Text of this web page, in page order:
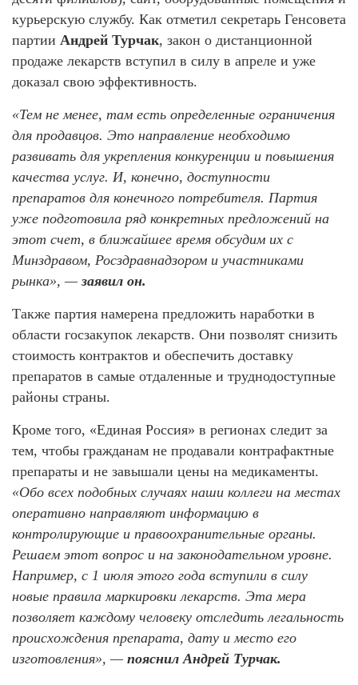
курьерскую службу. Как отметил секретарь Генсовета
партии Андрей Турчак, закон о дистанционной
продаже лекарств вступил в силу в апреле и уже
доказал свою эффективность.
«Тем не менее, там есть определенные ограничения
для продавцов. Это направление необходимо
развивать для укрепления конкуренции и повышения
качества услуг. И, конечно, доступности
препаратов для конечного потребителя. Партия
уже подготовила ряд конкретных предложений на
этот счет, в ближайшее время обсудим их с
Минздравом, Росздравнадзором и участниками
рынка», —заявил он.
Также партия намерена предложить наработки в
области госзакупок лекарств. Они позволят снизить
стоимость контрактов и обеспечить доставку
препаратов в самые отдаленные и труднодоступные
районы страны.
Кроме того, «Единая Россия» в регионах следит за
тем, чтобы гражданам не продавали контрафактные
препараты и не завышали цены на медикаменты.
«Обо всех подобных случаях наши коллеги на местах
оперативно направляют информацию в
контролирующие и правоохранительные органы.
Решаем этот вопрос и на законодательном уровне.
Например, с 1 июля этого года вступили в силу
новые правила маркировки лекарств. Эта мера
позволяет каждому человеку отследить легальность
происхождения препарата, дату и место его
изготовления», — пояснил Андрей Турчак.